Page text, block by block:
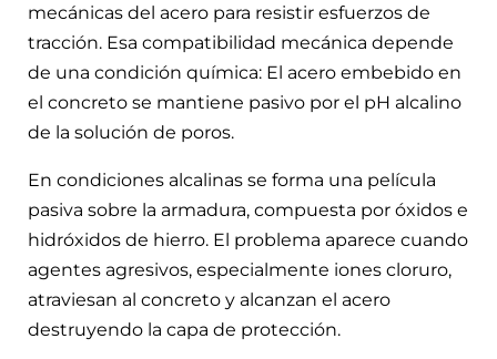
mecánicas del acero para resistir esfuerzos de
tracción. Esa compatibilidad mecánica depende
de una condición química: El acero embebido en
el concreto se mantiene pasivo por el pH alcalino
de la solución de poros.
En condiciones alcalinas se forma una película
pasiva sobre la armadura, compuesta por óxidos e
hidróxidos de hierro. El problema aparece cuando
agentes agresivos, especialmente iones cloruro,
atraviesan al concreto y alcanzan el acero
destruyendo la capa de protección.